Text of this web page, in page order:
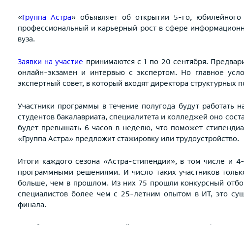
«Группа Астра» объявляет об открытии 5-го,
профессиональный и карьерный рост в сфере
вуза.
Заявки на участие принимаются с 1 по 20 сентября.
онлайн-экзамен и интервью с экспертом. Но главное
экспертный совет, в который входят директора структурных
Участники программы в течение полугода будут
студентов бакалавриата, специалитета и колледжей оно
будет превышать 6 часов в неделю, что поможет
«Группа Астра» предложит стажировку или трудоустройство.
Итоги каждого сезона «Астра-стипендии», в том числе и
программными решениями. И число таких участников
больше, чем в прошлом. Из них 75 прошли конкурсный
специалистов более чем с 25-летним опытом в ИТ, это
финала.